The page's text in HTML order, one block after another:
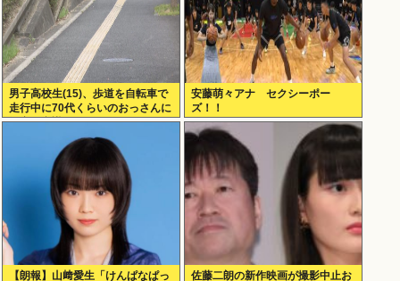
男子高校生(15)、歩道を自転車で
走行中に70代くらいのおっさんに
衝突し意識不明にさせてしまう
安藤萌々アナ セクシーポー
ズ！！
【朗報】山﨑愛生「けんぱなぱっ
佐藤二朗の新作映画が撮影中止お